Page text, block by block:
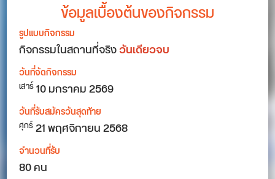
ข้อมูลเบื้องต้นของกิจกรรม
รูปแบบกิจกรรม
กิจกรรมในสถานที่จริงวันเดียวจบ
วันที่จัดกิจกรรม
เสาร์10มกราคม 2569
วันที่รับสมัครวันสุดท้าย
ศุกร์21 พฤศจิกายน 2568
จำนวนที่รับ
80 คน